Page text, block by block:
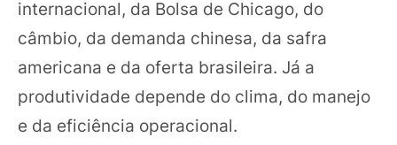
internacional, da Bolsa de Chicago, do
câmbio, da demanda chinesa, da safra
americana e da oferta brasileira. Já a
produtividade depende do clima, do manejo
e da eficiência operacional.